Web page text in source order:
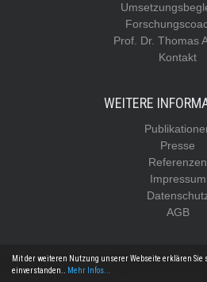
Mit der weiteren Nutzung unserer Webseite erklären
einverstanden.. Mehr Infos...
Prof. Dr. Thomas
Kontakt
WEITERE
Presse
Referenzen
Impressum
AGB
Die Psychologie des guten Geschäfts.